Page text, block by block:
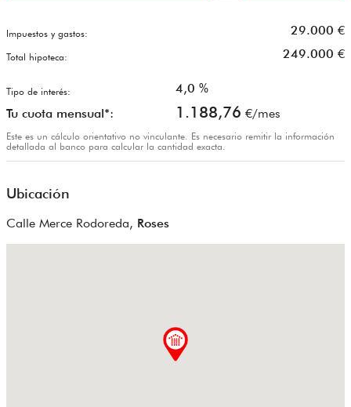
Impuestos y gastos: 29.000 €
Total hipoteca: 249.000 €
Tipo de interés: 4,0 %
Tu cuota mensual*:
1.188,76 €/mes
Este es un cálculo orientativo no vinculante. Es necesario remitir la información
detallada al banco para calcular la cantidad exacta.
Ubicación
Calle Merce Rodoreda, Roses